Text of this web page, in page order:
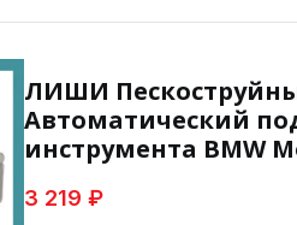
ЛИШИ
Автоматический
инструмента BMW
3 219 ₽